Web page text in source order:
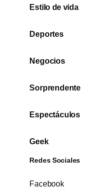
Estilo de vida
Deportes
Negocios
Sorprendente
Espectáculos
Geek
Redes Sociales
Facebook